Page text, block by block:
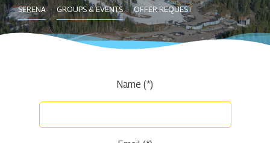
SERENA GROUPS & EVENTS OFFER REQUEST
Name (*)